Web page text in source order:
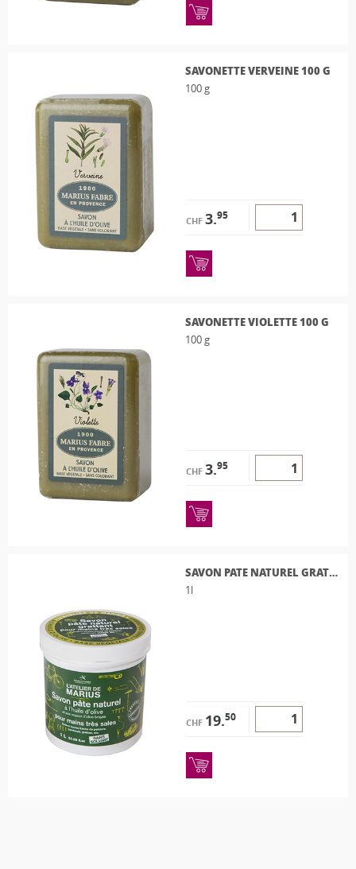
SAVONETTE VERVEINE 100 G
100 g
CHF 3.95
SAVONETTE VIOLETTE 100 G
100 g
CHF 3.95
SAVON PATE NATUREL GRATTANT À L'HUILE D'OLIVE "ATELIER DE MARIUS"
1l
CHF 19.50